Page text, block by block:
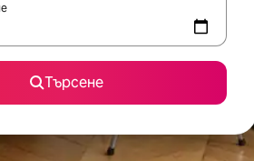
Търсене